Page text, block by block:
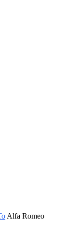
Alfa Romeo